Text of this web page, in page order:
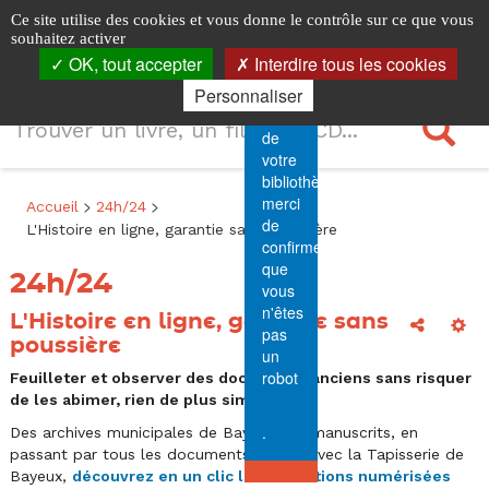
Panneau de gestion des cookies
Ce site utilise des cookies et vous donne le contrôle sur ce que vous
souhaitez activer
OK, tout accepter
Interdire tous les cookies
Personnaliser
Accéder
au
menu
principal
Accéder
au
contenu
Accéder
à
connexion
L'Histoire
en
garantie
sans
poussière
-
Les
7
lieux
-
Logo
les
Identification
Sécurité.
Pour
accéder
au
portail
de
votre
bibliothèque,
merci
de
confirmer
que
vous
n'êtes
pas
un
robot
.
Horaires
principal
Fil
de
Accueil > 24h/24 >
L'Histoire en ligne, garantie sans poussière
24h/24
L'Histoire en ligne, garantie sans
poussière
Afficher
Feuilleter et observer des documents anciens sans risquer
de les abimer, rien de plus simple !
Des archives municipales de Bayeux aux manuscrits, en
passant par tous les documents en lien avec la Tapisserie de
Bayeux, découvrez en un clic les collections numérisées